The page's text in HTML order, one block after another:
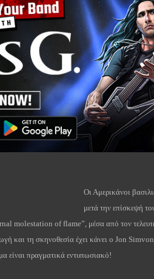
Οι Αμερικάνοι
μετά την επίσκεψή
molestation of flame”, μέσα από τον
και τη σκηνοθεσία έχει κάνει ο Jon
είναι πραγματικά εντυπωσιακό!